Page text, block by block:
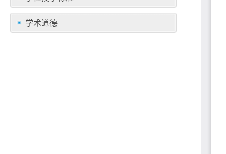
学术道德